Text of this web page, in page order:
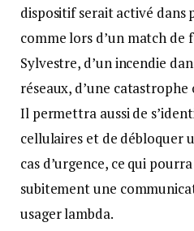
dispositif serait activé dans
comme lors d’un match de
Sylvestre, d’un incendie
réseaux, d’une
Il permettra aussi de
cellulaires et de débloquer
cas d’urgence, ce qui
subitement une
usager lambda.